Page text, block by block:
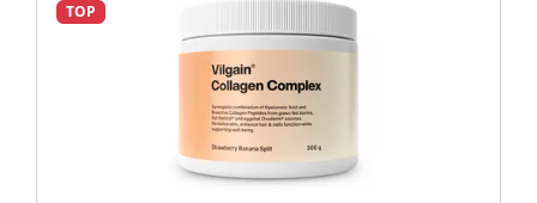
TOP